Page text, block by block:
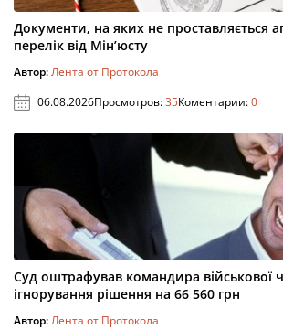
Документи, на яких не проставляється
перелік від Мін’юсту
Автор:Лента от Протокола
06.08.2026Просмотров:35Коментарии:0
Суд оштрафував командира військової
ігнорування рішення на 66 560 грн
Автор:Лента от Протокола